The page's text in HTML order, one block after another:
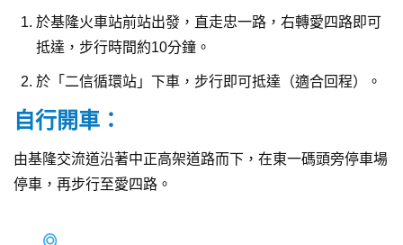
於基隆火車站前站出發，直走忠一路，右轉愛四路即可
抵達，步行時間約10分鐘。
於「二信循環站」下車，步行即可抵達（適合回程）。
自行開車：
由基隆交流道沿著中正高架道路而下，在東一碼頭旁停車場
停車，再步行至愛四路。